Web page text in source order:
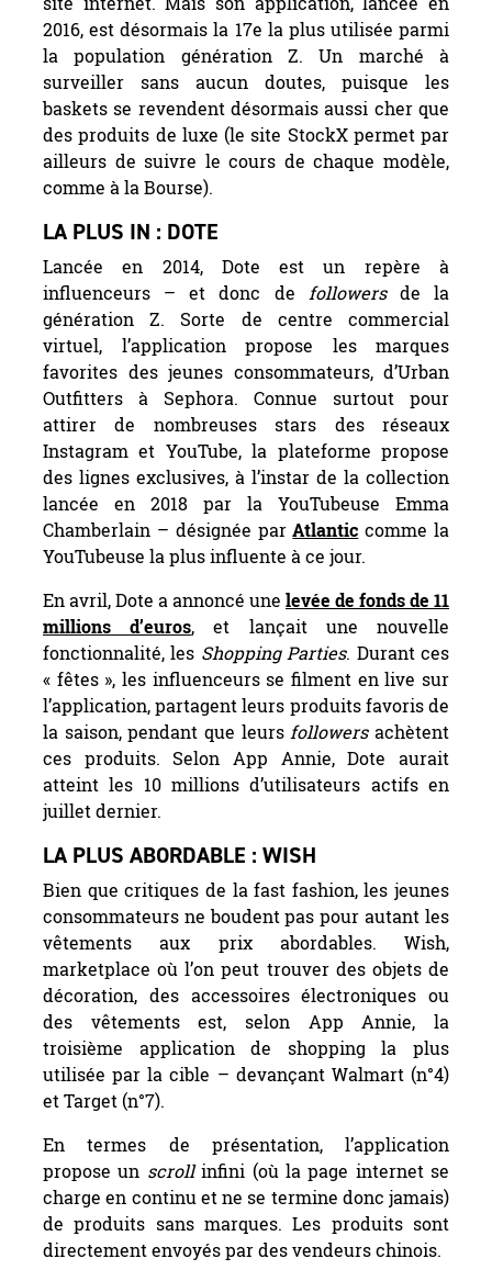
2016, est désormais la 17e la plus utilisée parmi
la population génération Z. Un marché à
surveiller sans aucun doutes, puisque les
baskets se revendent désormais aussi cher que
des produits de luxe (le site StockX permet par
ailleurs de suivre le cours de chaque modèle,
comme à la Bourse).
LA PLUS IN : DOTE
Lancée en 2014, Dote est un repère à
influenceurs – et donc de followersde la
génération Z. Sorte de centre commercial
virtuel, l’application propose les marques
favorites des jeunes consommateurs, d’Urban
Outfitters à Sephora. Connue surtout pour
attirer de nombreuses stars des réseaux
Instagram et YouTube, la plateforme propose
des lignes exclusives, à l’instar de la collection
lancée en 2018 par la YouTubeuse Emma
Chamberlain – désignée parAtlantic comme la
YouTubeuse la plus influente à ce jour.
En avril, Dote a annoncé une levée de fonds de 11
millions d’euros, et lançait une nouvelle
fonctionnalité, les Shopping Parties. Durant ces
« fêtes », les influenceurs se filment en live sur
l’application, partagent leurs produits favoris de
la saison, pendant que leursfollowersachètent
ces produits. Selon App Annie, Dote aurait
atteint les 10 millions d’utilisateurs actifs en
juillet dernier.
LA PLUS ABORDABLE : WISH
Bien que critiques de la fast fashion, les jeunes
consommateurs ne boudent pas pour autant les
vêtements aux prix abordables. Wish,
marketplace où l’on peut trouver des objets de
décoration, des accessoires électroniques ou
des vêtements est, selon App Annie, la
troisième application de shopping la plus
utilisée par la cible – devançant Walmart (n°4)
et Target (n°7).
En termes de présentation, l’application
propose un scrollinfini (où la page internet se
charge en continu et ne se termine donc jamais)
de produits sans marques. Les produits sont
directement envoyés par des vendeurs chinois.